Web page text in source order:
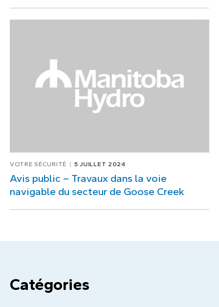
VOTRE SÉCURITÉ 5 JUILLET 2024
Avis public – Travaux dans la voie
navigable du secteur de Goose Creek
Catégories